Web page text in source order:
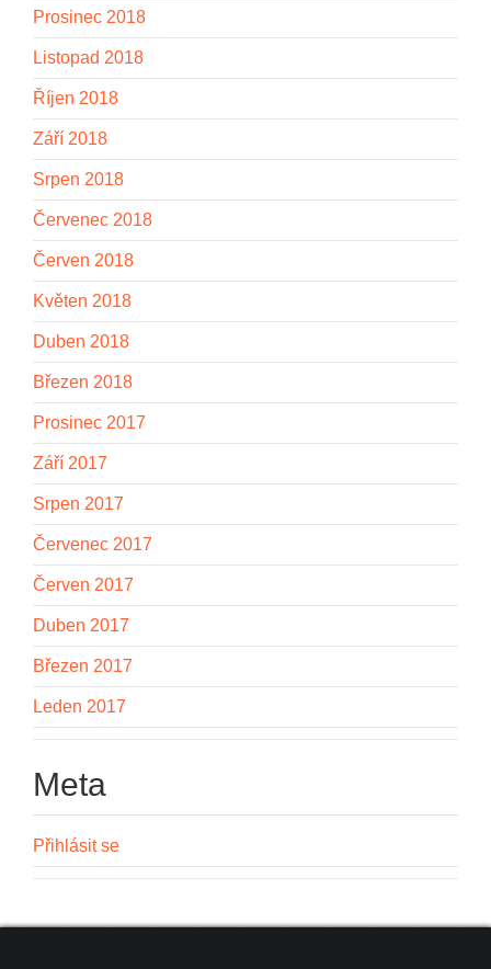
Prosinec 2018
Listopad 2018
Říjen 2018
Září 2018
Srpen 2018
Červenec 2018
Červen 2018
Květen 2018
Duben 2018
Březen 2018
Prosinec 2017
Září 2017
Srpen 2017
Červenec 2017
Červen 2017
Duben 2017
Březen 2017
Leden 2017
Meta
Přihlásit se